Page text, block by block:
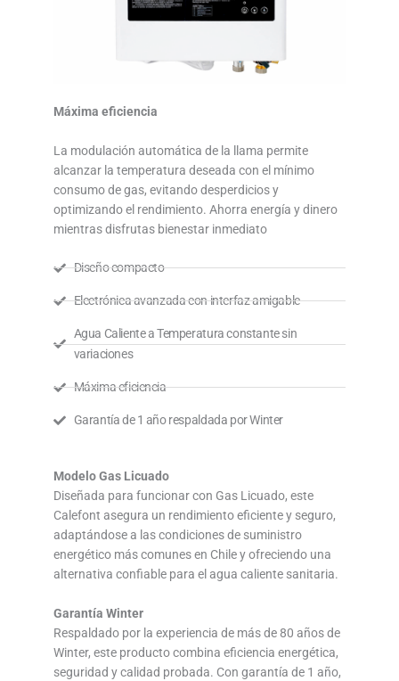
Máxima eficiencia
La modulación automática de la llama permite
alcanzar la temperatura deseada con el mínimo
consumo de gas, evitando desperdicios y
optimizando el rendimiento. Ahorra energía y dinero
mientras disfrutas bienestar inmediato
Diseño compacto
Electrónica avanzada con interfaz amigable
Agua Caliente a Temperatura constante sin
variaciones
Máxima eficiencia
Garantía de 1 año respaldada por Winter
Modelo Gas Licuado
Diseñada para funcionar con Gas Licuado, este
Calefont asegura un rendimiento eficiente y seguro,
adaptándose a las condiciones de suministro
energético más comunes en Chile y ofreciendo una
alternativa confiable para el agua caliente sanitaria.
Garantía Winter
Respaldado por la experiencia de más de 80 años de
Winter, este producto combina eficiencia energética,
seguridad y calidad probada. Con garantía de 1 año,